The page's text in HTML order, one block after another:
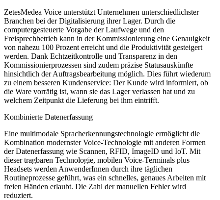
ZetesMedea Voice unterstützt Unternehmen unterschiedlichster
Branchen bei der Digitalisierung ihrer Lager. Durch die
computergesteuerte Vorgabe der Laufwege und den
Freisprechbetrieb kann in der Kommissionierung eine Genauigkeit
von nahezu 100 Prozent erreicht und die Produktivität gesteigert
werden. Dank Echtzeitkontrolle und Transparenz in den
Kommissionierprozessen sind zudem präzise Statusauskünfte
hinsichtlich der Auftragsbearbeitung möglich. Dies führt wiederum
zu einem besseren Kundenservice: Der Kunde wird informiert, ob
die Ware vorrätig ist, wann sie das Lager verlassen hat und zu
welchem Zeitpunkt die Lieferung bei ihm eintrifft.
Kombinierte Datenerfassung
Eine multimodale Spracherkennungstechnologie ermöglicht die
Kombination modernster Voice-Technologie mit anderen Formen
der Datenerfassung wie Scannen, RFID, ImageID und IoT. Mit
dieser tragbaren Technologie, mobilen Voice-Terminals plus
Headsets werden AnwenderInnen durch ihre täglichen
Routineprozesse geführt, was ein schnelles, genaues Arbeiten mit
freien Händen erlaubt. Die Zahl der manuellen Fehler wird
reduziert.